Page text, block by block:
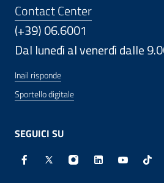
Contact Center
(+39) 06.6001
Dal lunedì al venerdì dalle
Inail risponde
Sportello digitale
SEGUICI SU
Facebook - Sito esterno -
X - Sito esterno -
Instagram - Sito
Linkedin -